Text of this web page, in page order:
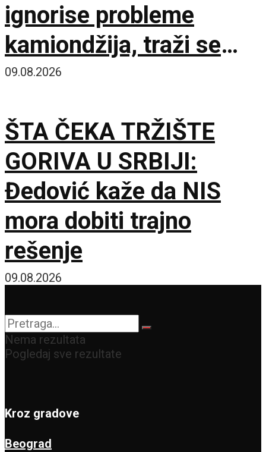
ignorise probleme
kamiondžija, traži se
hitan sastanak sa
09.08.2026
ŠTA ČEKA TRŽIŠTE
GORIVA U SRBIJI:
Đedović kaže da NIS
mora dobiti trajno
rešenje
09.08.2026
Nema rezultata
Pogledaj sve rezultate
Kroz gradove
Beograd